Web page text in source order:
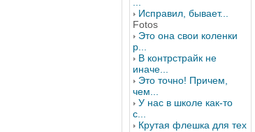
Исправил, бывает...
Fotos
Это она свои коленки
р...
В контрстрайк не
иначе...
Это точно! Причем,
чем...
У нас в школе как-то
с...
Крутая флешка для тех